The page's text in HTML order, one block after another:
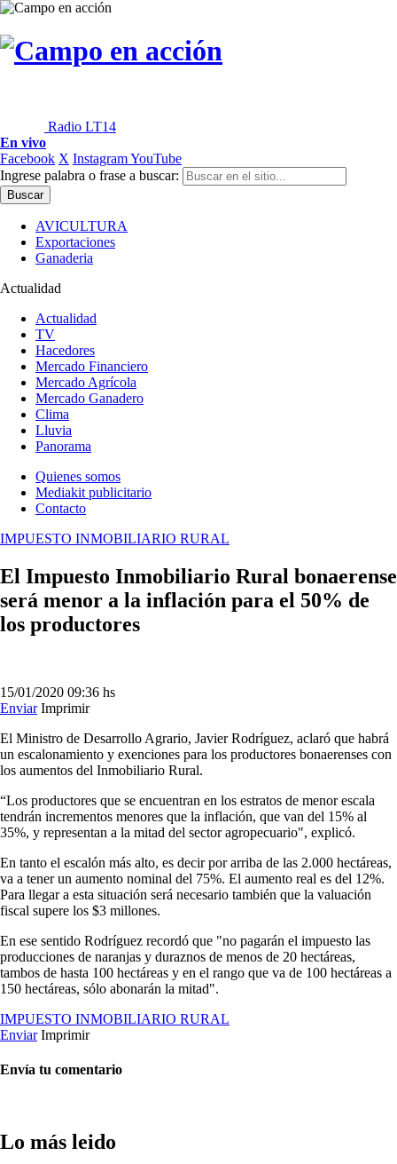
Radio LT14
En vivo
Facebook X InstagramYouTube
Ingrese palabra o frase a buscar:
AVICULTURA
Exportaciones
Ganaderia
Actualidad
Actualidad
TV
Hacedores
Mercado Financiero
Mercado Agrícola
Mercado Ganadero
Clima
Lluvia
Panorama
Quienes somos
Mediakit publicitario
Contacto
IMPUESTO INMOBILIARIO RURAL
El Impuesto Inmobiliario Rural bonaerense
será menor a la inflación para el 50% de
los productores
15/01/2020 09:36 hs
Enviar Imprimir
El Ministro de Desarrollo Agrario, Javier Rodríguez, aclaró que habrá
un escalonamiento y exenciones para los productores bonaerenses con
los aumentos del Inmobiliario Rural.
“Los productores que se encuentran en los estratos de menor escala
tendrán incrementos menores que la inflación, que van del 15% al
35%, y representan a la mitad del sector agropecuario", explicó.
En tanto el escalón más alto, es decir por arriba de las 2.000 hectáreas,
va a tener un aumento nominal del 75%. El aumento real es del 12%.
Para llegar a esta situación será necesario también que la valuación
fiscal supere los $3 millones.
En ese sentido Rodríguez recordó que "no pagarán el impuesto las
producciones de naranjas y duraznos de menos de 20 hectáreas,
tambos de hasta 100 hectáreas y en el rango que va de 100 hectáreas a
150 hectáreas, sólo abonarán la mitad".
IMPUESTO INMOBILIARIO RURAL
Enviar Imprimir
Envía tu comentario
Lo más leido